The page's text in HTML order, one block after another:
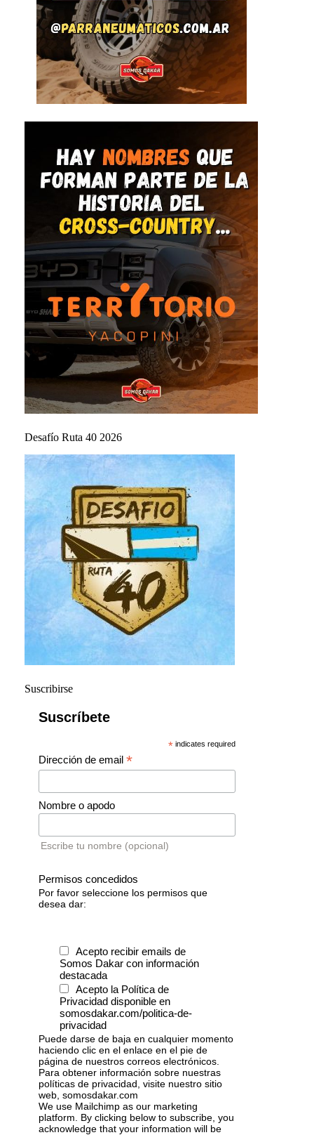
Desafío Ruta 40 2026
Suscribirse
Suscríbete
* indicates required
Dirección de email *
Nombre o apodo
Escribe tu nombre (opcional)
Permisos concedidos
Por favor seleccione los permisos que
desea dar:
Acepto recibir emails de
Somos Dakar con información
destacada
Acepto la Política de
Privacidad disponible en
somosdakar.com/politica-de-
privacidad
Puede darse de baja en cualquier momento
haciendo clic en el enlace en el pie de
página de nuestros correos electrónicos.
Para obtener información sobre nuestras
políticas de privacidad, visite nuestro sitio
web, somosdakar.com
We use Mailchimp as our marketing
platform. By clicking below to subscribe, you
acknowledge that your information will be